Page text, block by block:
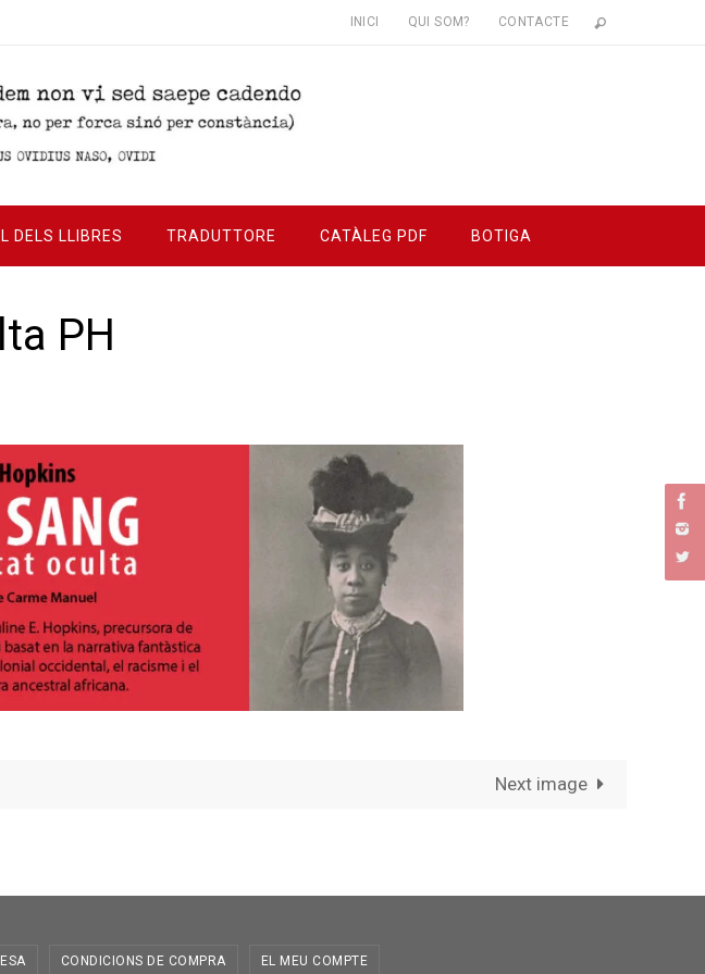
INICI QUI SOM? CONTACTE
DELS LLIBRES TRADUTTORE CATÀLEG PDF BOTIGA
PH
Next image
CONDICIONS DE COMPRA EL MEU COMPTE